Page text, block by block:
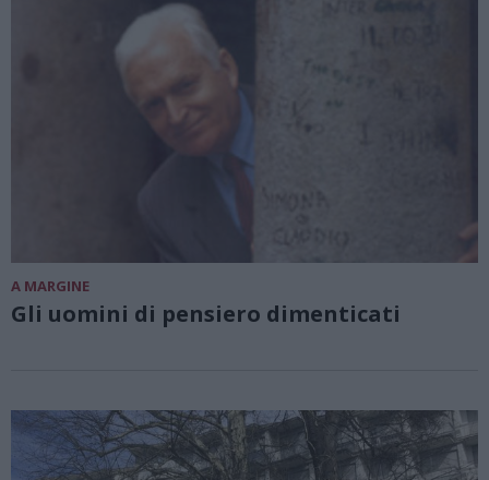
A MARGINE
Gli uomini di pensiero dimenticati